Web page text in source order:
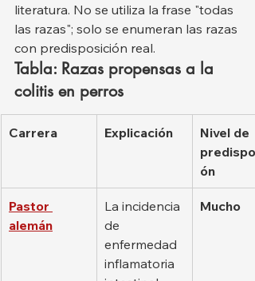
literatura. No se utiliza la frase "todas
las razas"; solo se enumeran las razas
con predisposición real.
Tabla: Razas propensas a la
colitis en perros
Carrera Explicación
Nivel de
ón
Pastor
alemán
La incidencia
de
enfermedad
inflamatoria
Mucho